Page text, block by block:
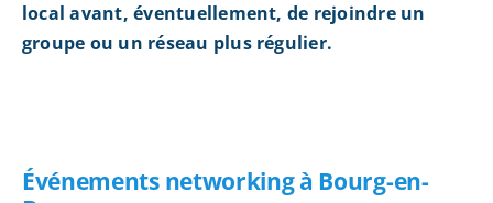
local avant, éventuellement, de rejoindre un
groupe ou un réseau plus régulier.
Événements networking à Bourg-en-